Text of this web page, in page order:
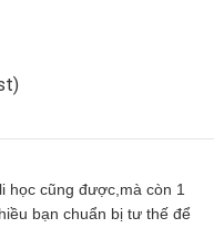
học cũng được,mà còn 1
bạn chuẩn bị tư thế để